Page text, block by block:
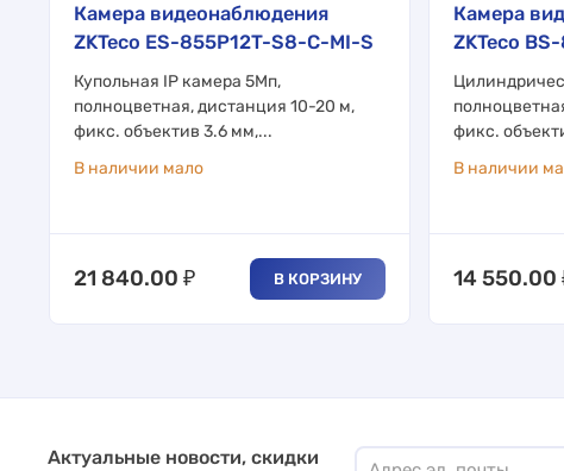
Камера видеонаблюдения
ZKTeco ES-855P12T-S8-C-MI-S
Купольная IP камера 5Мп,
полноцветная, дистанция 10-20 м,
фикс. объектив 3.6 мм,...
В наличии мало
21 840.00 ₽ В КОРЗИНУ
Камера
ZKTeco
фикс.
В наличии
14 550.00
Актуальные новости, скидки